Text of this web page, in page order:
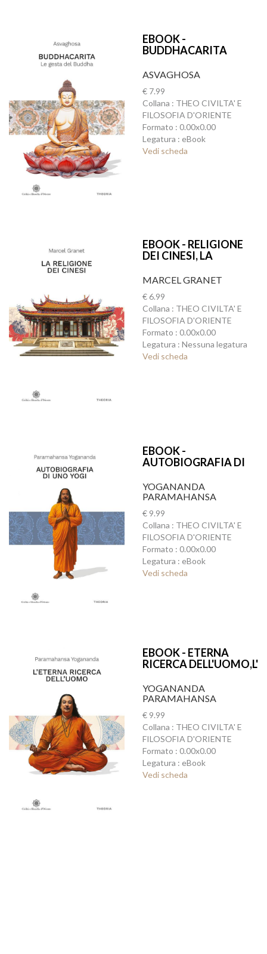
EBOOK -
BUDDHACARITA
ASVAGHOSA
€ 7.99
Collana : THEO CIVILTA' E
FILOSOFIA D'ORIENTE
Formato : 0.00x0.00
Legatura : eBook
Vedi scheda
EBOOK - RELIGIONE
DEI CINESI, LA
MARCEL GRANET
€ 6.99
Collana : THEO CIVILTA' E
FILOSOFIA D'ORIENTE
Formato : 0.00x0.00
Legatura : Nessuna legatura
Vedi scheda
EBOOK -
AUTOBIOGRAFIA DI
YOGANANDA
PARAMAHANSA
€ 9.99
Collana : THEO CIVILTA' E
FILOSOFIA D'ORIENTE
Formato : 0.00x0.00
Legatura : eBook
Vedi scheda
EBOOK - ETERNA
RICERCA DELL'UOMO,L'
YOGANANDA
PARAMAHANSA
€ 9.99
Collana : THEO CIVILTA' E
FILOSOFIA D'ORIENTE
Formato : 0.00x0.00
Legatura : eBook
Vedi scheda